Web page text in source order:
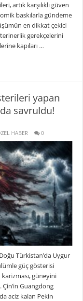
artık karşılıklı güven
baskılarla gündeme
en dikkat çekici
gerekçelerini
kapıları …
yapan
savruldu!
HABER 0
Türkistan’da Uygur
güç gösterisi
güneyini
Guangdong
aciz kalan Pekin